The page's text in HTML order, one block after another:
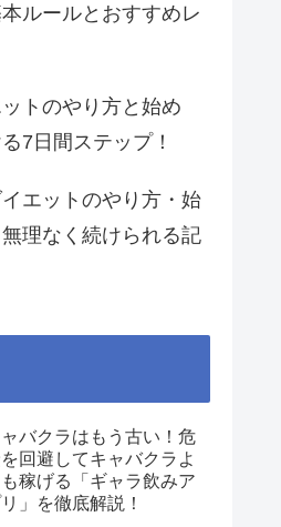
ルールとおすすめレ
トのやり方と始め
7日間ステップ！
エットのやり方・始
理なく続けられる記
バクラはもう古い！危
回避してキャバクラよ
も稼げる「ギャラ飲みア
」を徹底解説！